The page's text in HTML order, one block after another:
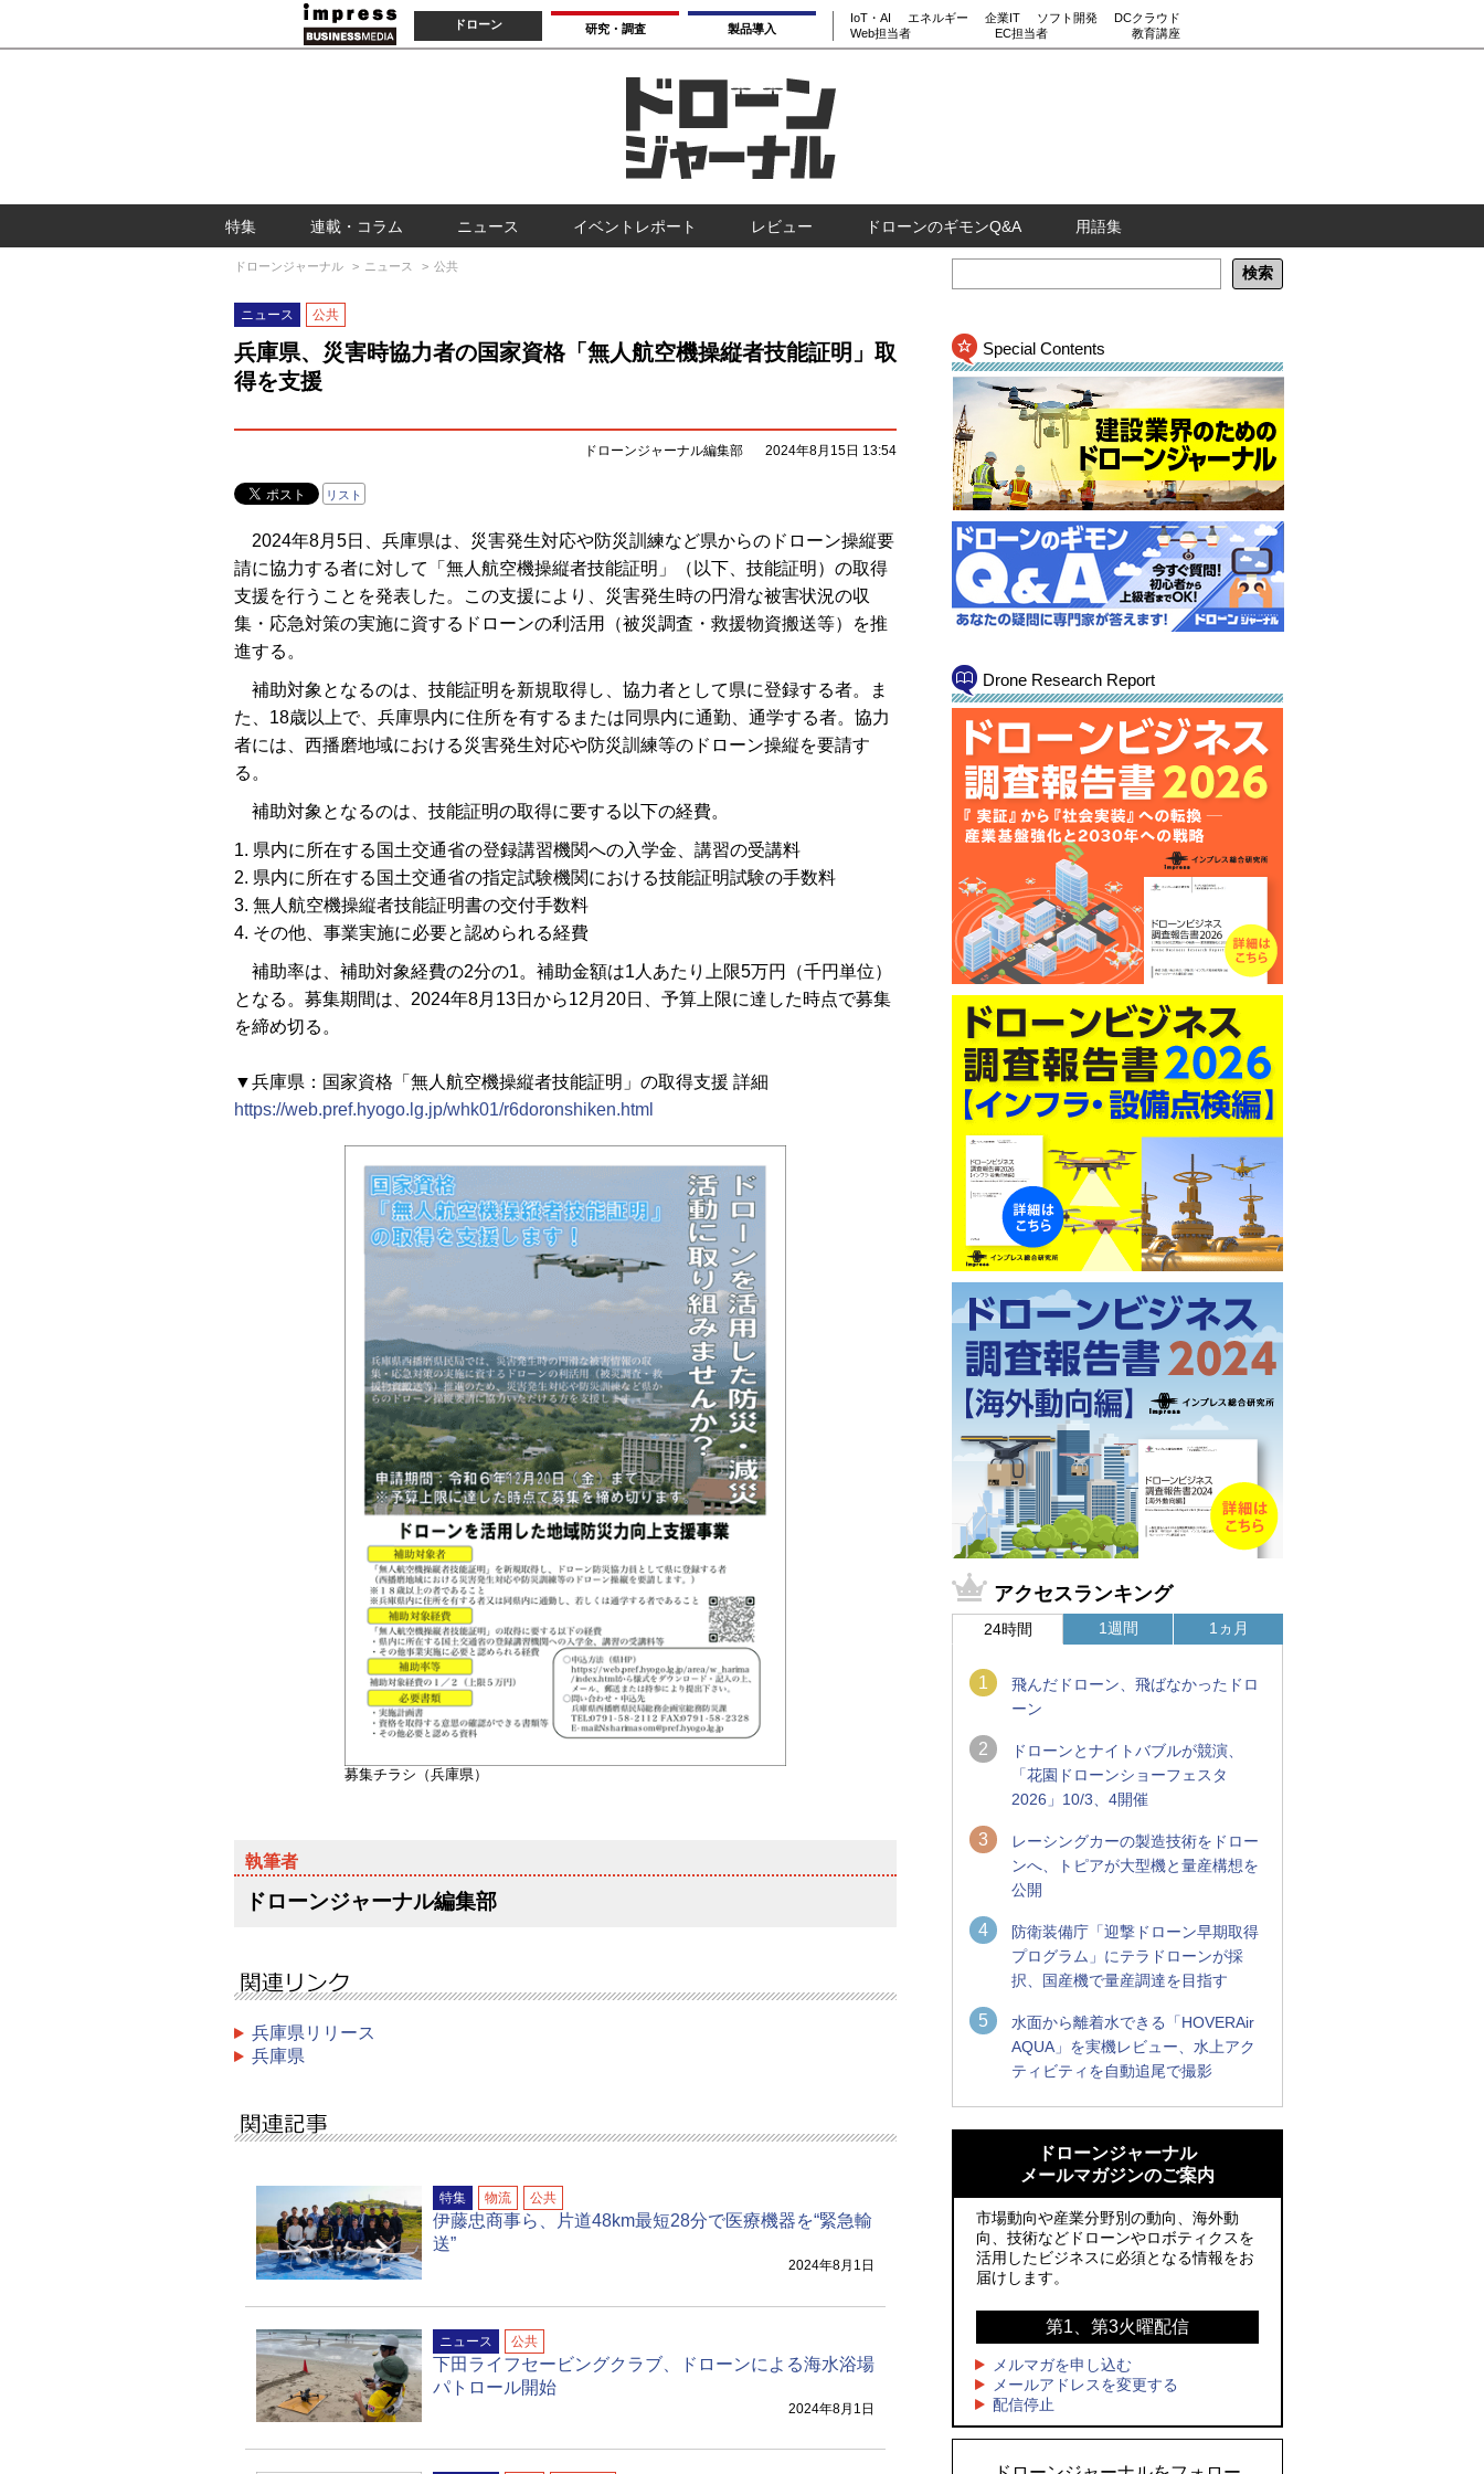
ドローン 研究・調査 製品導入
IoT・AI エネルギー 企業IT ソフト開発
DCクラウド
Web担当者
EC担当者 教育講座
特集 連載・コラム ニュース イベントレポート レビュー ドローンのギモンQ&A 用語集
ドローンジャーナル ニュース 公共
ニュース 公共
兵庫県、災害時協力者の国家資格「無人航空機操縦者技能証明」取
得を支援
ドローンジャーナル編集部 2024年8月15日 13:54
リスト
2024年8月5日、兵庫県は、災害発生対応や防災訓練など県からのドローン操縦要
請に協力する者に対して「無人航空機操縦者技能証明」（以下、技能証明）の取得
支援を行うことを発表した。この支援により、災害発生時の円滑な被害状況の収
集・応急対策の実施に資するドローンの利活用（被災調査・救援物資搬送等）を推
進する。
補助対象となるのは、技能証明を新規取得し、協力者として県に登録する者。ま
た、18歳以上で、兵庫県内に住所を有するまたは同県内に通勤、通学する者。協力
者には、西播磨地域における災害発生対応や防災訓練等のドローン操縦を要請す
る。
補助対象となるのは、技能証明の取得に要する以下の経費。
1. 県内に所在する国土交通省の登録講習機関への入学金、講習の受講料
2. 県内に所在する国土交通省の指定試験機関における技能証明試験の手数料
3. 無人航空機操縦者技能証明書の交付手数料
4. その他、事業実施に必要と認められる経費
補助率は、補助対象経費の2分の1。補助金額は1人あたり上限5万円（千円単位）
となる。募集期間は、2024年8月13日から12月20日、予算上限に達した時点で募集
を締め切る。
▼兵庫県：国家資格「無人航空機操縦者技能証明」の取得支援 詳細
https://web.pref.hyogo.lg.jp/whk01/r6doronshiken.html
募集チラシ（兵庫県）
ドローンジャーナル編集部
兵庫県リリース
兵庫県
特集 物流 公共
伊藤忠商事ら、片道48km最短28分で医療機器を“緊急輸
送”
2024年8月1日
ニュース 公共
下田ライフセービングクラブ、ドローンによる海水浴場
パトロール開始
2024年8月1日
Special Contents
Drone Research Report
アクセスランキング
24時間
1
飛んだドローン、飛ばなかったドロ
ーン
2
ドローンとナイトバブルが競演、
「花園ドローンショーフェスタ
2026」10/3、4開催
3
レーシングカーの製造技術をドロー
ンへ、トピアが大型機と量産構想を
公開
4
防衛装備庁「迎撃ドローン早期取得
プログラム」にテラドローンが採
択、国産機で量産調達を目指す
5
水面から離着水できる「HOVERAir
AQUA」を実機レビュー、水上アク
ティビティを自動追尾で撮影
1週間
グラム」にテラドローンが採択、国産機
で量産調達を目指す
ROBOZ、北名古屋市制20周年記念で「空
飛ぶLEDスクリーン」とドローンショー
による新演出を実施
パイダーマン』や「M!LK」とのコラボド
ローンショー8/1開催
飛んだドローン、飛ばなかったドローン
5
ドローンとナイトバブルが競演、「花園
1ヵ月
飛ぶLEDスクリーン」とドローンショー
による新演出を実施
防衛装備庁「迎撃ドローン早期取得プロ
グラム」にテラドローンが採択、国産機
で量産調達を目指す
の花火」打ち上げ、キリンビールがライ
ブ中継と連動した支援企画
国産AUVを社会実装へ、スタートアップ
「BlueArch株式会社」設立
ドローンジャーナル
メールマガジンのご案内
市場動向や産業分野別の動向、海外動
向、技術などドローンやロボティクスを
活用したビジネスに必須となる情報をお
届けします。
第1、第3火曜配信
メルマガを申し込む
メールアドレスを変更する
配信停止